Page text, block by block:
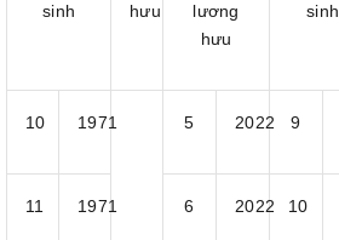
sinh
hưu
lương
hưu
sinh
10 1971 5 2022 9
11 1971 6 2022 10